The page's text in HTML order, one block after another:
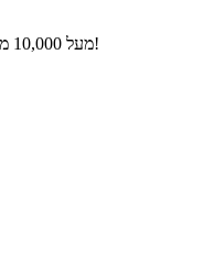
מעל 10,000 מוצרים ומאכלים במאגר עם ערכים תזונתיים!